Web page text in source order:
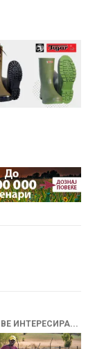
ИНТЕРЕСИРА...